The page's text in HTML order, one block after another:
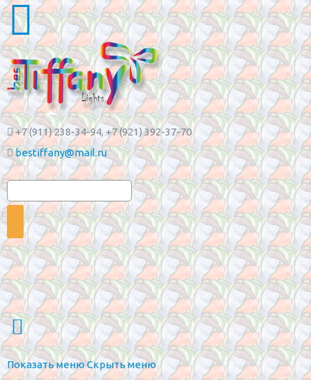
+7 (911) 238-34-94, +7 (921) 392-37-70
bestiffany@mail.ru
Показать менюСкрыть меню